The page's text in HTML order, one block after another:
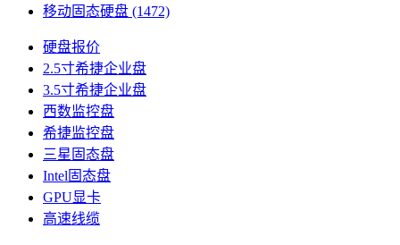
移动固态硬盘 (1472)
硬盘报价
2.5寸希捷企业盘
3.5寸希捷企业盘
西数监控盘
希捷监控盘
三星固态盘
Intel固态盘
GPU显卡
高速线缆